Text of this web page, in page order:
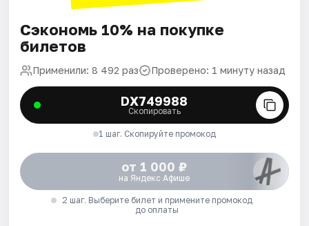
Сэкономь 10% на покупке
билетов
Применили: 8 492 раз Проверено: 1 минуту назад
DX749988
Скопировать
1 шаг. Скопируйте промокод
от 1 000 ₽
на Яндекс Афише
2 шаг. Выберите билет и примените промокод
до оплаты